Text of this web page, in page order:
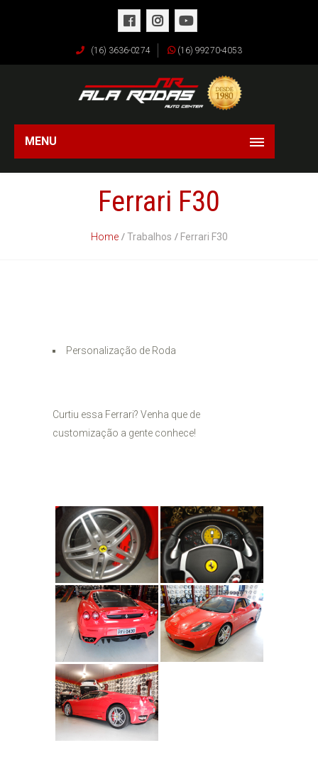
(16) 3636-0274 (16) 99270-4053
MENU
Ferrari F30
Home Trabalhos Ferrari F30
Personalização de Roda
Curtiu essa Ferrari? Venha que de
customização a gente conhece!